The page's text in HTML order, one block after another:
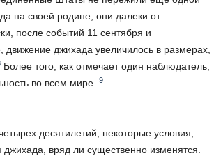
на своей родине, они далеки от
после событий 11 сентября и
джихада увеличилось в размерах,
Более того, как отмечает один наблюдатель,
во всем мире.
9
десятилетий, некоторые условия,
вряд ли существенно изменятся.